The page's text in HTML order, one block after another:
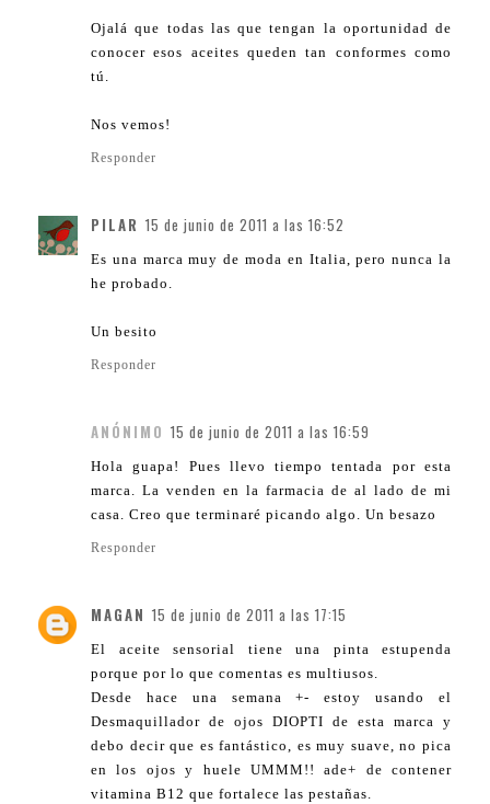
Ojalá que todas las que tengan la oportunidad de
conocer esos aceites queden tan conformes como
tú.
Nos vemos!
Responder
PILAR 15 de junio de 2011 a las 16:52
Es una marca muy de moda en Italia, pero nunca la
he probado.
Un besito
Responder
ANÓNIMO 15 de junio de 2011 a las 16:59
Hola guapa! Pues llevo tiempo tentada por esta
marca. La venden en la farmacia de al lado de mi
casa. Creo que terminaré picando algo. Un besazo
Responder
MAGAN 15 de junio de 2011 a las 17:15
El aceite sensorial tiene una pinta estupenda
porque por lo que comentas es multiusos.
Desde hace una semana +- estoy usando el
Desmaquillador de ojos DIOPTI de esta marca y
debo decir que es fantástico, es muy suave, no pica
en los ojos y huele UMMM!! ade+ de contener
vitamina B12 que fortalece las pestañas.